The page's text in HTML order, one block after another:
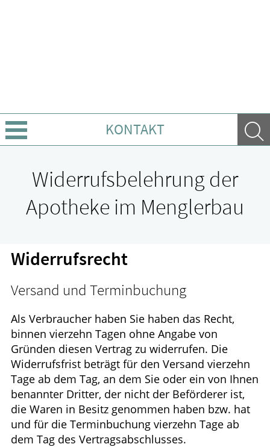
KONTAKT
Krankheiten & Therapie
HOMÖOPATHIE
ELTERN UND KIND
Widerrufsbelehrung der
Apotheke im Menglerbau
Widerrufsrecht
Versand und Terminbuchung
Als Verbraucher haben Sie haben das Recht,
binnen vierzehn Tagen ohne Angabe von
Gründen diesen Vertrag zu widerrufen. Die
Widerrufsfrist beträgt für den Versand vierzehn
Tage ab dem Tag, an dem Sie oder ein von Ihnen
benannter Dritter, der nicht der Beförderer ist,
die Waren in Besitz genommen haben bzw. hat
und für die Terminbuchung vierzehn Tage ab
dem Tag des Vertragsabschlusses.